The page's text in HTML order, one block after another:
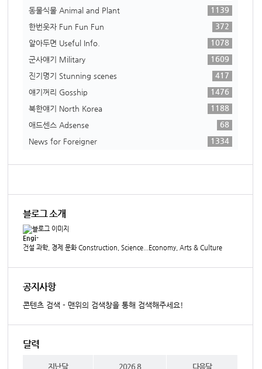
동물식물 Animal and Plant
1139
한번웃자 Fun Fun Fun
372
알아두면 Useful Info.
1078
군사얘기 Military
1609
진기명기 Stunning scenes
417
얘기꺼리 Gosship
1476
북한얘기 North Korea
1188
애드센스 Adsense
68
News for Foreigner
1334
블로그 소개
Engi-
건설 과학, 경제 문화 Construction, Science...Economy, Arts & Culture
공지사항
콘텐츠 검색 - 맨위의 검색창을 통해 검색해주세요!
달력
지난달 2026.8 다음달